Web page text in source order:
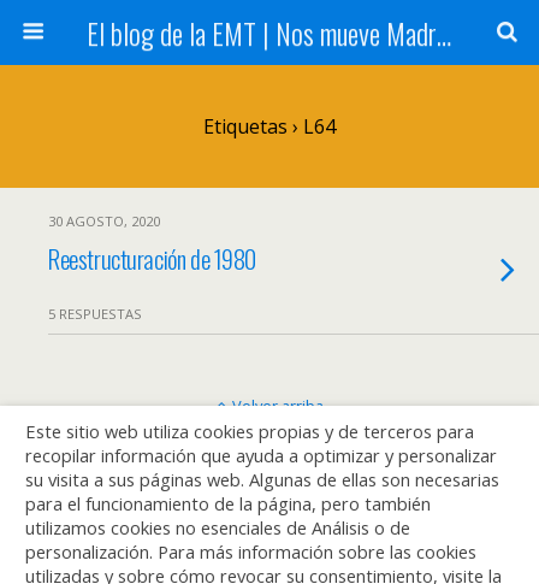
El blog de la EMT | Nos mueve Madrid
Etiquetas › L64
30 AGOSTO, 2020
Reestructuración de 1980
5 RESPUESTAS
Volver arriba
Móvil Escritorio
Este sitio web utiliza cookies propias y de terceros para
recopilar información que ayuda a optimizar y personalizar
su visita a sus páginas web. Algunas de ellas son necesarias
para el funcionamiento de la página, pero también
utilizamos cookies no esenciales de Análisis o de
personalización. Para más información sobre las cookies
utilizadas y sobre cómo revocar su consentimiento, visite la